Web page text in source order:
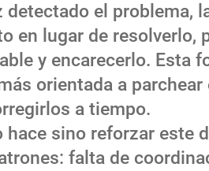
detectado el problema,
en lugar de resolverlo,
y encarecerlo. Esta
orientada a parchear
a tiempo.
hace sino reforzar este
falta de